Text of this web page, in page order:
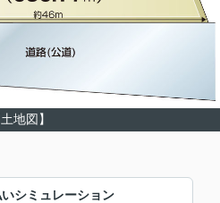
土地図】
シミュレーション